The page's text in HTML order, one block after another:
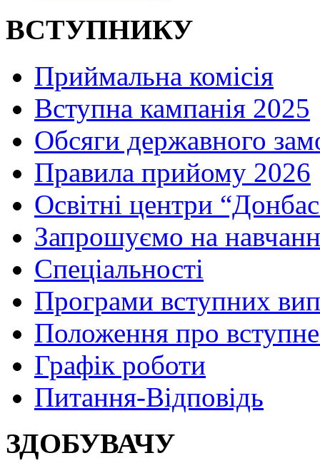
ВСТУПНИКУ
Приймальна комісія
Вступна кампанія 2025
Обсяги державного
Правила прийому 2026
Освітні центри
Запрошуємо на
Спеціальності
Програми вступних
Положення про
Графік роботи
Питання-Відповідь
ЗДОБУВАЧУ